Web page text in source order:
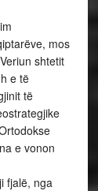
mos
shtetit
e të
të
e vonon
fjalë, nga